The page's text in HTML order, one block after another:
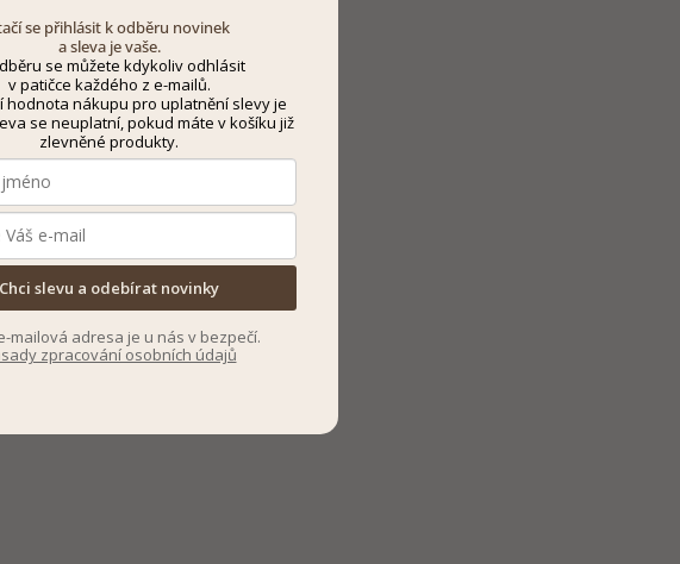
se přihlásit k odběru novinek
a sleva je vaše.
se můžete kdykoliv odhlásit
v patičce každého z e-mailů.
hodnota nákupu pro uplatnění slevy je
se neuplatní, pokud máte v košíku již
zlevněné produkty.
Chci slevu a odebírat novinky
mailová adresa je u nás v bezpečí.
zpracování osobních údajů